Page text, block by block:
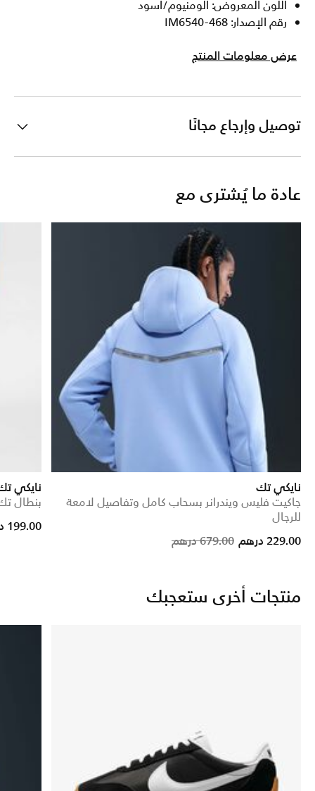
اللون المعروض: ألومنيوم/أسود
رقم الإصدار: IM6540-468
عرض معلومات المنتج
توصيل وإرجاع مجانًا
عادة ما يُشترى مع
نايكي تك
جاكيت فليس ويندرانر بسحاب كامل وتفاصيل لامعة
للرجال
Price reduced from679.00 درهم 229.00 درهم
نايكي
بنطال
reduced from
to
199.00 درهم
منتجات أخرى ستعجبك